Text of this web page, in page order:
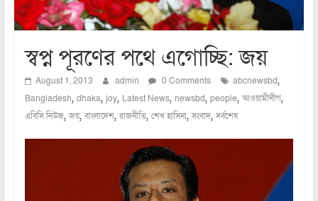
স্বপ্ন পূরণের পথে এগোচ্ছি: জয়
August 1, 2013 admin 0 Comments abcnewsbd,
Bangladesh, dhaka, joy, Latest News, newsbd, people,আওয়ামীলীগ,
এবিসি নিউজ,জয়,বাংলাদেশ,রাজনীতি, শেখ হাসিনা,সংবাদ,সর্বশেষ